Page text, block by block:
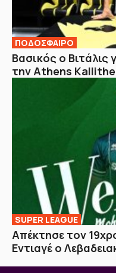
ΠΟΔΟΣΦΑΙΡΟ
Βασικός ο Βιτάλις
την Athens
SUPER LEAGUE
Απέκτησε τον
Εντιαγέ ο